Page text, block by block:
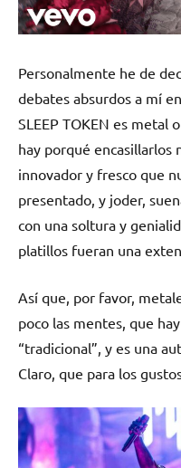
Personalmente he de
debates absurdos a mí
SLEEP TOKEN es metal
hay porqué
innovador y fresco que
presentado, y joder,
con una soltura y
platillos fueran una
Así que, por favor,
poco las mentes, que
“tradicional”, y es una
Claro, que para los